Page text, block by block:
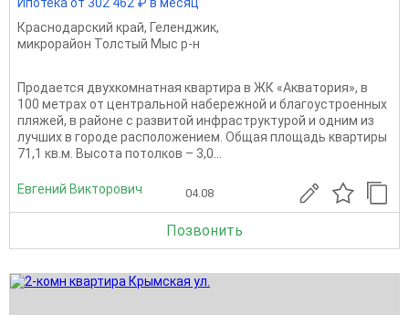
Краснодарский край, Геленджик,
микрорайон Толстый Мыс р-н
Продается двухкомнатная квартира в ЖК «Акватория», в
100 метрах от центральной набережной и благоустроенных
пляжей, в районе с развитой инфраструктурой и одним из
лучших в городе расположением. Общая площадь квартиры
71,1 кв.м. Высота потолков – 3,0...
Евгений Викторович 04.08
Позвонить